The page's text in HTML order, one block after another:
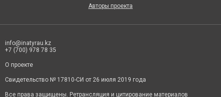
Авторы проекта
info@inatyrau.kz
+7 (700) 978 78 35
О проекте
Свидетельство № 17810-СИ от 26 июля 2019 года
Все права защищены. Ретрансляция и цитирование материалов